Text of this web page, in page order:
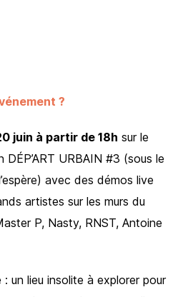
?
juin à partir de 18h sur le
URBAIN #3 (sous le
avec des démos live
artistes sur les murs du
P, Nasty, RNST, Antoine
un lieu insolite à explorer pour
par notre société et restent